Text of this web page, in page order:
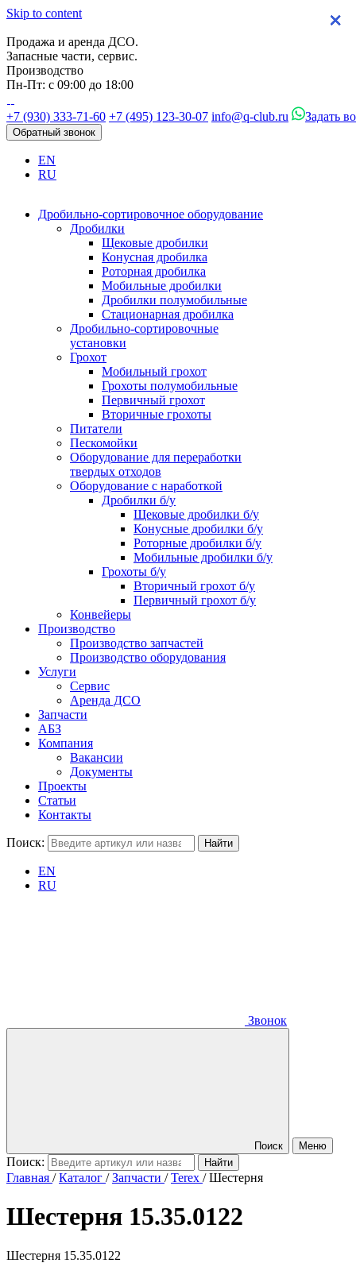
Skip to content
Продажа и аренда ДСО.
Запасные части, сервис.
Производство
Пн-Пт: с 09:00 до 18:00
+7 (930) 333-71-60 +7 (495) 123-30-07 info@q-club.ru Задать
Обратный звонок
EN
RU
Дробильно-сортировочное оборудование
Дробилки
Щековые дробилки
Конусная дробилка
Роторная дробилка
Мобильные дробилки
Дробилки полумобильные
Стационарная дробилка
Дробильно-сортировочные
установки
Грохот
Мобильный грохот
Грохоты полумобильные
Первичный грохот
Вторичные грохоты
Питатели
Пескомойки
Оборудование для переработки
твердых отходов
Оборудование с наработкой
Дробилки б/у
Щековые дробилки б/у
Конусные дробилки б/у
Роторные дробилки б/у
Мобильные дробилки б/у
Грохоты б/у
Вторичный грохот б/у
Первичный грохот б/у
Конвейеры
Производство
Производство запчастей
Производство оборудования
Услуги
Сервис
Аренда ДСО
Запчасти
АБЗ
Компания
Вакансии
Документы
Проекты
Статьи
Контакты
Поиск:
EN
RU
Звонок
Поиск Меню
Поиск:
Главная /Каталог /Запчасти /Terex /Шестерня
Шестерня 15.35.0122
Шестерня 15.35.0122
×
×
×
×